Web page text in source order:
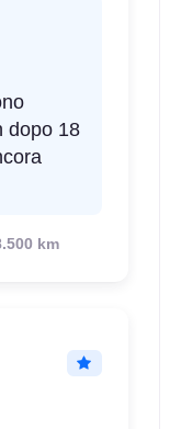
dopo 18
km